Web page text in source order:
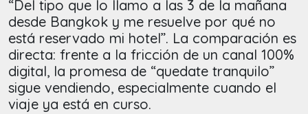
“Del tipo que lo llamo a las 3 de la mañana
desde Bangkok y me resuelve por qué no
está reservado mi hotel”. La comparación es
directa: frente a la fricción de un canal 100%
digital, la promesa de “quedate tranquilo”
sigue vendiendo, especialmente cuando el
viaje ya está en curso.